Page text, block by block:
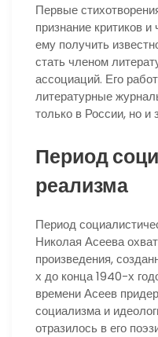
Первые
признание критиков
ему получить
стать членом
ассоциаций. Его
литературные
только в России, но и
Период
реализма
Период
Николая Асеева
произведения,
х до конца 1940-х
времени Асеев
социализма и
отразилось в его